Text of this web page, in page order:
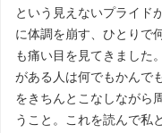
という見えないプライド
に体調を崩す、ひとりで
も痛い目を見てきました
がある人は何でもかんで
をきちんとこなしながら
うこと。これを読んで私